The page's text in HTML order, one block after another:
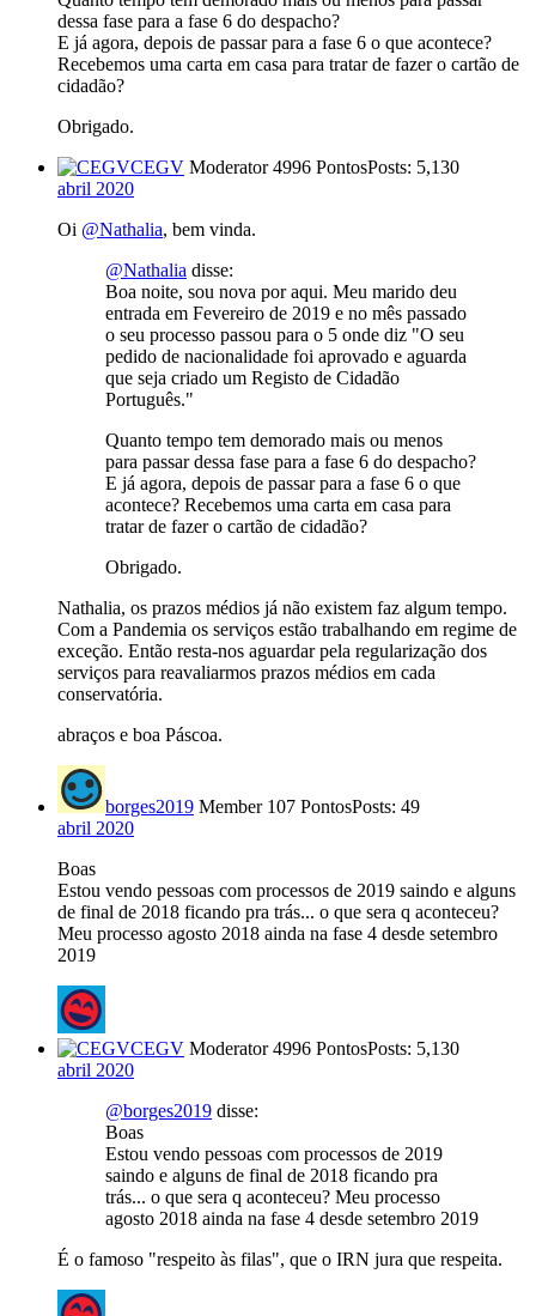
dessa fase para a fase 6 do despacho?
E já agora, depois de passar para a fase 6 o que acontece?
Recebemos uma carta em casa para tratar de fazer o cartão de
cidadão?
Obrigado.
CEGV Moderator 4996 PontosPosts: 5,130
abril 2020
Oi @Nathalia, bem vinda.
@Nathalia disse:
Boa noite, sou nova por aqui. Meu marido deu
entrada em Fevereiro de 2019 e no mês passado
o seu processo passou para o 5 onde diz "O seu
pedido de nacionalidade foi aprovado e aguarda
que seja criado um Registo de Cidadão
Português."
Quanto tempo tem demorado mais ou menos
para passar dessa fase para a fase 6 do despacho?
E já agora, depois de passar para a fase 6 o que
acontece? Recebemos uma carta em casa para
tratar de fazer o cartão de cidadão?
Obrigado.
Nathalia, os prazos médios já não existem faz algum tempo.
Com a Pandemia os serviços estão trabalhando em regime de
exceção. Então resta-nos aguardar pela regularização dos
serviços para reavaliarmos prazos médios em cada
conservatória.
abraços e boa Páscoa.
borges2019 Member 107 PontosPosts: 49
abril 2020
Boas
Estou vendo pessoas com processos de 2019 saindo e alguns
de final de 2018 ficando pra trás... o que sera q aconteceu?
Meu processo agosto 2018 ainda na fase 4 desde setembro
2019
CEGV Moderator 4996 PontosPosts: 5,130
abril 2020
@borges2019 disse:
Boas
Estou vendo pessoas com processos de 2019
saindo e alguns de final de 2018 ficando pra
trás... o que sera q aconteceu? Meu processo
agosto 2018 ainda na fase 4 desde setembro 2019
É o famoso "respeito às filas", que o IRN jura que respeita.